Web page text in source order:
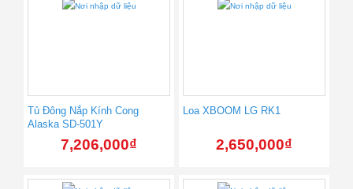
Tủ Đông Nắp Kính Cong
Alaska SD-501Y
7,206,000₫
Loa XBOOM LG RK1
2,650,000₫